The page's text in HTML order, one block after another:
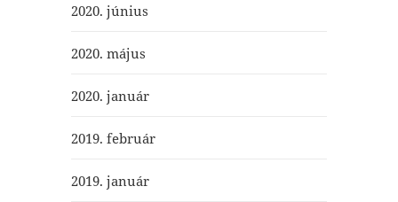
2020. június
2020. május
2020. január
2019. február
2019. január